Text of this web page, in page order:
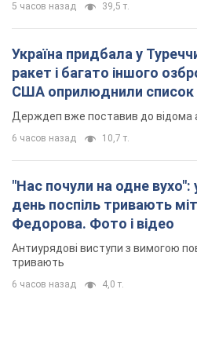
5 часов назад 39,5 т.
Україна придбала у
ракет і багато іншого
США оприлюднили список
Держдеп вже поставив до відома
6 часов назад 10,7 т.
"Нас почули на одне вухо":
день поспіль тривають
Федорова. Фото і відео
Антиурядові виступи з вимогою
тривають
6 часов назад 4,0 т.